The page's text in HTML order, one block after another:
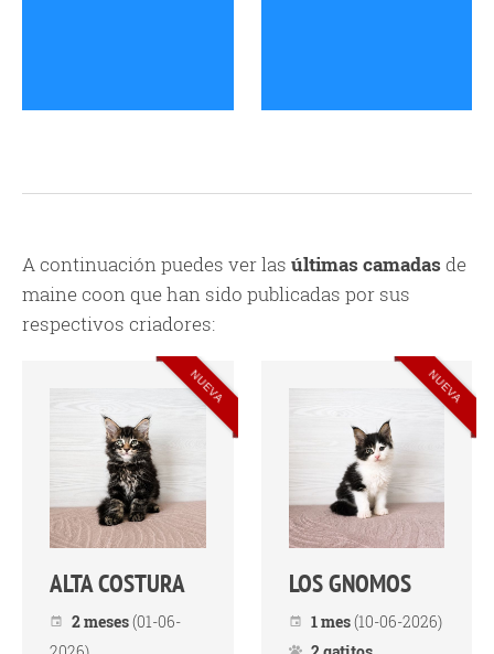
A continuación puedes ver las últimas camadasde
maine coon que han sido publicadas por sus
respectivos criadores:
NUEVA
ALTA COSTURA
2 meses(01-06-
NUEVA
LOS GNOMOS
1 mes(10-06-2026)